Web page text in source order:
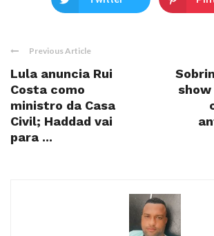
Previous Article
Lula anuncia Rui
Costa como
ministro da Casa
Civil; Haddad vai
para ...
show